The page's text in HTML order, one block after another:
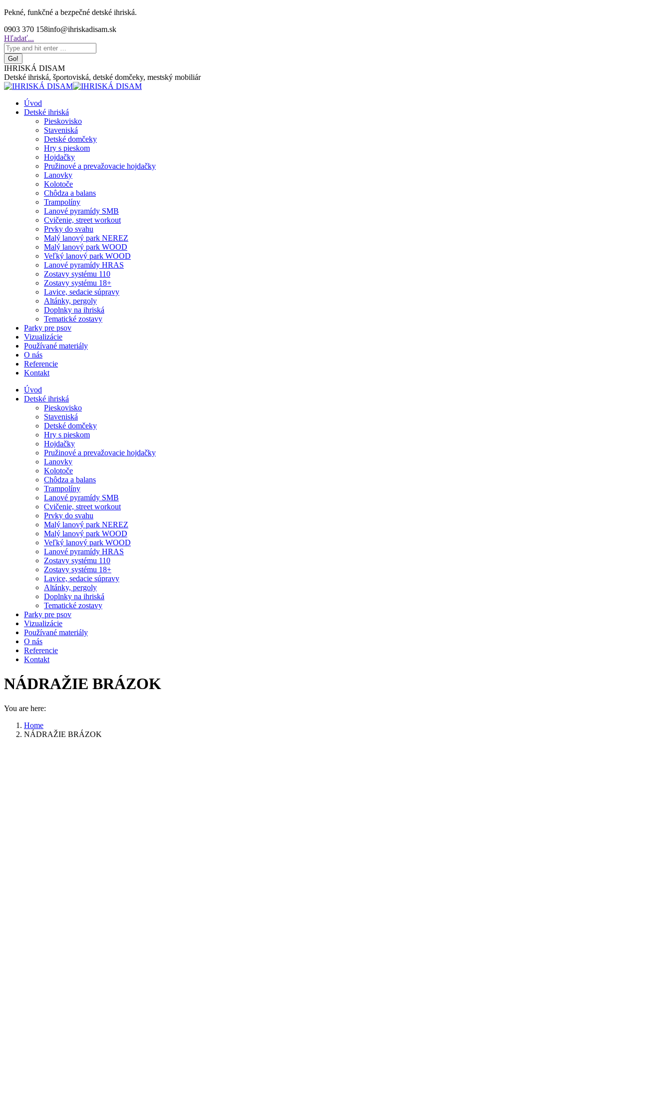
Skip
content
Pekné, funkčné a bezpečné detské ihriská.
0903 370 158info@ihriskadisam.sk
Search:
Hľadať...
IHRISKÁ DISAM
Detské ihriská, športoviská, detské domčeky, mestský mobiliár
Úvod
Detské ihriská
Pieskovisko
Staveniská
Detské domčeky
Hry s pieskom
Hojdačky
Pružinové a prevažovacie hojdačky
Lanovky
Kolotoče
Chôdza a balans
Trampolíny
Lanové pyramídy SMB
Cvičenie, street workout
Prvky do svahu
Malý lanový park NEREZ
Malý lanový park WOOD
Veľký lanový park WOOD
Lanové pyramídy HRAS
Zostavy systému 110
Zostavy systému 18+
Lavice, sedacie súpravy
Altánky, pergoly
Doplnky na ihriská
Tematické zostavy
Parky pre psov
Vizualizácie
Používané materiály
O nás
Referencie
Kontakt
Úvod
Detské ihriská
Pieskovisko
Staveniská
Detské domčeky
Hry s pieskom
Hojdačky
Pružinové a prevažovacie hojdačky
Lanovky
Kolotoče
Chôdza a balans
Trampolíny
Lanové pyramídy SMB
Cvičenie, street workout
Prvky do svahu
Malý lanový park NEREZ
Malý lanový park WOOD
Veľký lanový park WOOD
Lanové pyramídy HRAS
Zostavy systému 110
Zostavy systému 18+
Lavice, sedacie súpravy
Altánky, pergoly
Doplnky na ihriská
Tematické zostavy
Parky pre psov
Vizualizácie
Používané materiály
O nás
Referencie
Kontakt
NÁDRAŽIE BRÁZOK
You are here:
Home
NÁDRAŽIE BRÁZOK